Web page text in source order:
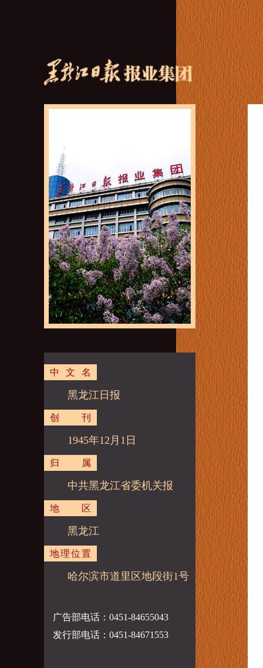
中文名
黑龙江日报
创刊
1945年12月1日
归属
中共黑龙江省委机关报
地区
黑龙江
地理位置
哈尔滨市道里区地段街1号
广告部电话：0451-84655043
发行部电话：0451-84671553